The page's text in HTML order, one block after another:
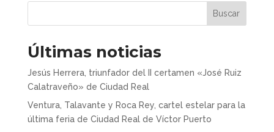
Buscar
Últimas noticias
Jesús Herrera, triunfador del II certamen «José Ruiz
Calatraveño» de Ciudad Real
Ventura, Talavante y Roca Rey, cartel estelar para la
última feria de Ciudad Real de Víctor Puerto